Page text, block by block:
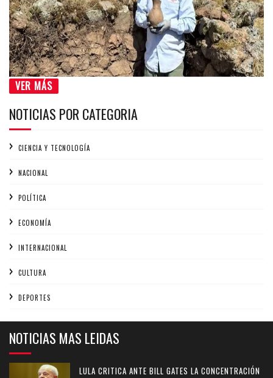
VER MÁS
NOTICIAS POR CATEGORIA
CIENCIA Y TECNOLOGÍA
NACIONAL
POLÍTICA
ECONOMÍA
INTERNACIONAL
CULTURA
DEPORTES
NOTICIAS MAS LEIDAS
LULA CRITICA ANTE BILL GATES LA CONCENTRACIÓN